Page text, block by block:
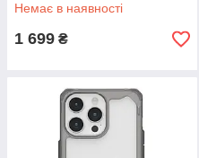
Немає в наявності
1 699 ₴